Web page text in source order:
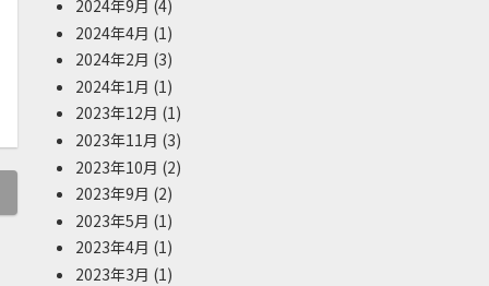
2024年9月 (4)
2024年4月 (1)
2024年2月 (3)
2024年1月 (1)
2023年12月 (1)
2023年11月 (3)
2023年10月 (2)
2023年9月 (2)
2023年5月 (1)
2023年4月 (1)
2023年3月 (1)